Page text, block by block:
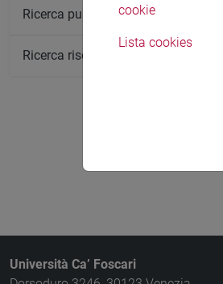
Ricerca pubblicazioni
Ricerca risorse bibliografiche
Università Ca’ Foscari
cookie
Lista cookies